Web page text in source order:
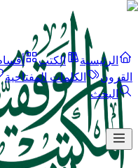
الرئيسية الكتب
القرون
الكلمات المفتاحية
البحث